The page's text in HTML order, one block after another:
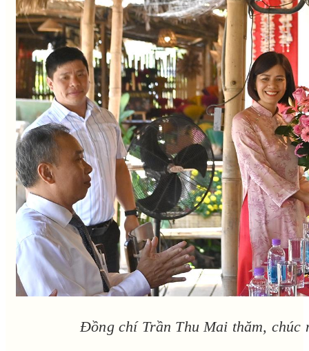
Đồng chí Trần Thu Mai thăm, chúc